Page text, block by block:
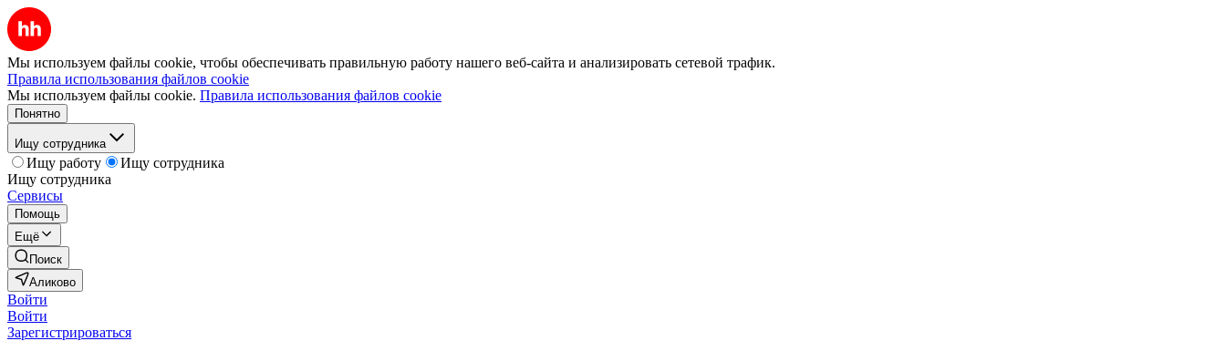
Мы используем файлы cookie, чтобы обеспечивать правильную работу нашего веб-сайта и анализировать сетевой трафик.
Правила использования файлов cookie
Мы используем файлы cookie. Правила использования файлов cookie
Понятно
Ищу сотрудника
Ищу работу
Ищу сотрудника
Ищу сотрудника
Сервисы
Помощь
Ещё
Поиск
Аликово
Войти
Войти
Зарегистрироваться